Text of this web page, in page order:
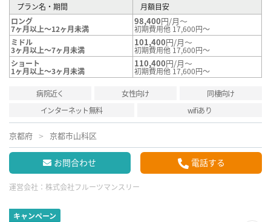
プラン名・期間
月額目安
ロング
7ヶ月以上～12ヶ月未満
98,400円/月～
初期費用他 17,600円～
ミドル
3ヶ月以上～7ヶ月未満
101,400円/月～
初期費用他 17,600円～
ショート
1ヶ月以上～3ヶ月未満
110,400円/月～
初期費用他 17,600円～
病院近く 女性向け
同棲向け
インターネット無料
wifiあり
京都府 京都市山科区
お問合わせ 電話する
運営会社： 株式会社フルーツマンスリー
キャンペーン